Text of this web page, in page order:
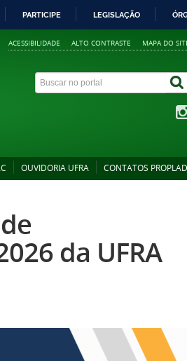
PARTICIPE LEGISLAÇÃO
ACESSIBILIDADE ALTO CONTRASTE MAPA DO
OUVIDORIA UFRA CONTATOS
da UFRA